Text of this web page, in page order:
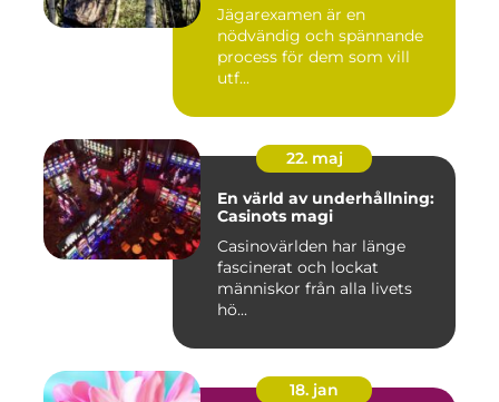
Jägarexamen är en
nödvändig och spännande
process för dem som vill
utf...
22. maj
En värld av underhållning:
Casinots magi
Casinovärlden har länge
fascinerat och lockat
människor från alla livets
hö...
18. jan